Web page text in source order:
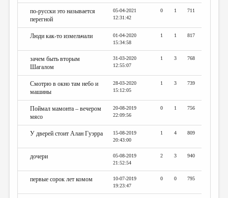
по-русски это называется
перегной
05-04-2021
12:31:42
0 1 711
Люди как-то измельчали
01-04-2020
15:34:58
1 1 817
зачем быть вторым
Шагалом
31-03-2020
12:55:07
1 3 768
Смотрю в окно там небо и
машины
28-03-2020
15:12:05
1 3 739
Поймал мамонта – вечером
мясо
20-08-2019
22:09:56
0 1 756
У дверей стоит Алан Гуэрра
15-08-2019
20:43:00
1 4 809
дочери
05-08-2019
21:52:54
2 3 940
первые сорок лет комом
10-07-2019
19:23:47
0 0 795